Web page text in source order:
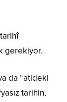
gerekiyor.
da “atideki
tarihin,